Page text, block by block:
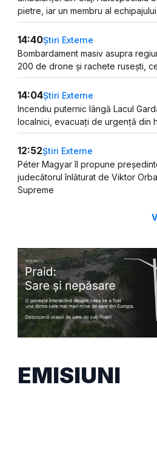
pietre, iar un membru al
14:40Știri Externe
Bombardament masiv asupra
200 de drone și rachete rusești,
14:04Știri Externe
Incendiu puternic lângă Lacul
localnici, evacuați de urgență din
12:52Știri Externe
Péter Magyar îl propune
judecătorul înlăturat de Viktor
Supreme
EMISIUNI